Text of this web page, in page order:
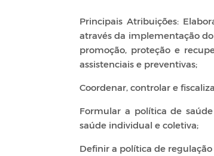
Principais Atribuições:
através da implementação
promoção, proteção e
assistenciais e preventivas;
Coordenar, controlar e
Formular a política de
saúde individual e coletiva;
Definir a política de